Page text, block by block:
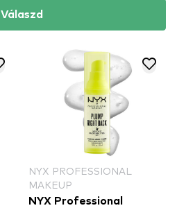
Válaszd
NYX PROFESSIONAL
MAKEUP
NYX Professional